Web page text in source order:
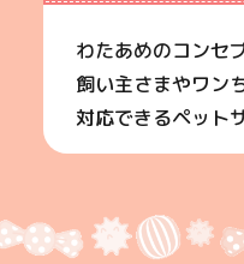
わたあめのコンセ
飼い主さまやワン
対応できるペット